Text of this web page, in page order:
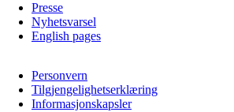
Presse
Nyhetsvarsel
English pages
Personvern
Tilgjengelighetserklæring
Informasjonskapsler